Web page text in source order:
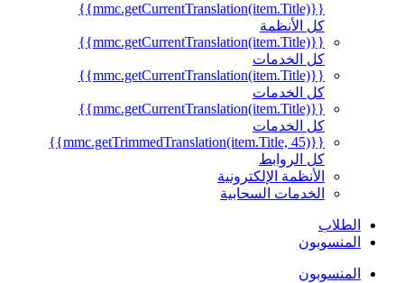
{{mmc.getCurrentTranslation(item.Title)}}
كل الأنظمة
{{mmc.getCurrentTranslation(item.Title)}}
كل الخدمات
{{mmc.getCurrentTranslation(item.Title)}}
كل الخدمات
{{mmc.getCurrentTranslation(item.Title)}}
كل الخدمات
{{mmc.getTrimmedTranslation(item.Title, 45)}}
كل الروابط
الأنظمة الإلكترونية
الخدمات السحابية
الطلاب
المنسوبون
المنسوبون